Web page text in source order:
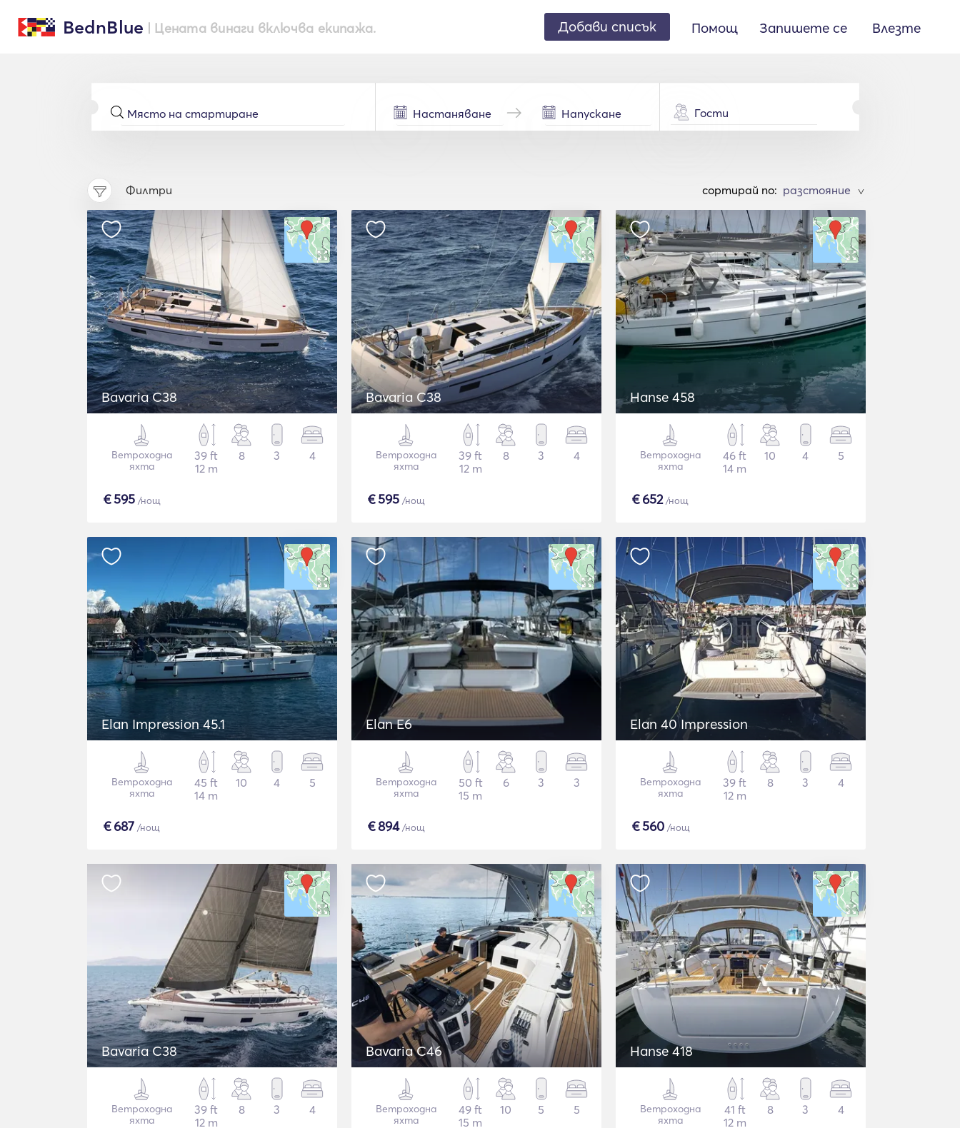
BednBlue | Цената винаги включва екипажа. Добави списък Помощ Запишете се Влезте
Гости
Филтри cортирай по: >
Bavaria C38
Ветроходна
яхта
39 ft
12 m
8 3 4
€595 /нощ
Bavaria C38
Ветроходна
яхта
39 ft
12 m
8 3 4
€595 /нощ
Hanse 458
Ветроходна
яхта
46 ft
14 m
10 4 5
€652/нощ
Elan Impression 45.1
Ветроходна
яхта
45 ft
14 m
10 4 5
€687 /нощ
Elan E6
Ветроходна
яхта
50 ft
15 m
6 3 3
€894/нощ
Elan 40 Impression
Ветроходна
яхта
39 ft
12 m
8 3 4
€560 /нощ
Bavaria C38
Ветроходна
яхта
39 ft
12 m
8 3 4
Bavaria C46
Ветроходна
яхта
49 ft
15 m
10 5 5
Hanse 418
Ветроходна
яхта
41 ft
12 m
8 3 4